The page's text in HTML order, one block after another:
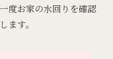
度お家の水回りを確認
ます。